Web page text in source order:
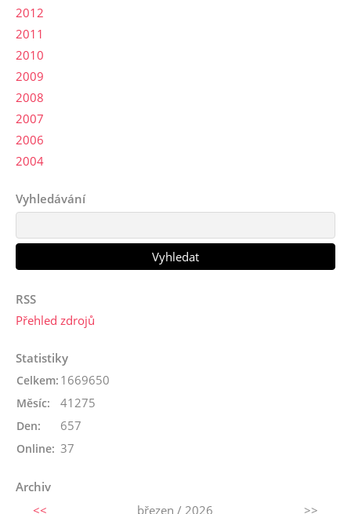
2012
2011
2010
2009
2008
2007
2006
2004
Vyhledávání
RSS
Přehled zdrojů
Statistiky
Online: 37
Celkem: 1669650
Měsíc: 41275
Den: 657
Archiv
<<
březen / 2026 >>